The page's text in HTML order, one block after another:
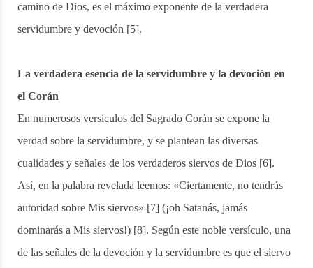
camino de Dios, es el máximo exponente de la verdadera
servidumbre y devoción [5].
La verdadera esencia de la servidumbre y la devoción en
el Corán
En numerosos versículos del Sagrado Corán se expone la
verdad sobre la servidumbre, y se plantean las diversas
cualidades y señales de los verdaderos siervos de Dios [6].
Así, en la palabra revelada leemos: «Ciertamente, no tendrás
autoridad sobre Mis siervos» [7] (¡oh Satanás, jamás
dominarás a Mis siervos!) [8]. Según este noble versículo, una
de las señales de la devoción y la servidumbre es que el siervo